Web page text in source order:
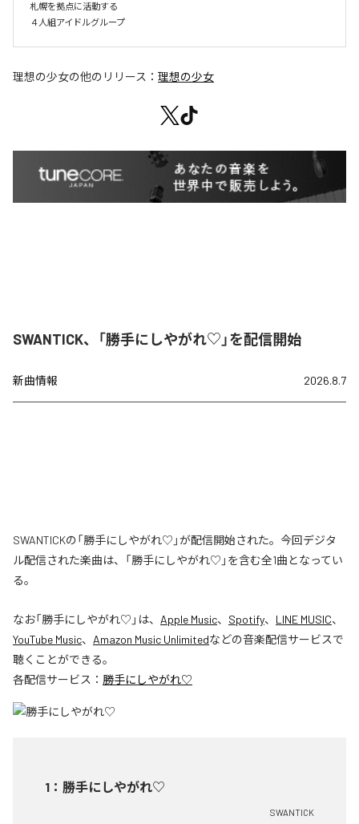
札幌を拠点に活動する
４人組アイドルグループ
理想の少女の他のリリース： 理想の少女
SWANTICK、「勝手にしやがれ♡」を配信開始
新曲情報 2026.8.7
SWANTICKの「勝手にしやがれ♡」が配信開始された。今回デジタ
ル配信された楽曲は、「勝手にしやがれ♡」を含む全1曲となってい
る。
なお「勝手にしやがれ♡ 」は、 Apple Music、 Spotify、 LINE MUSIC、
YouTube Music、 Amazon Music Unlimitedなどの音楽配信サービスで
聴くことができる。
各配信サービス： 勝手にしやがれ♡
1 ： 勝手にしやがれ♡
SWANTICK